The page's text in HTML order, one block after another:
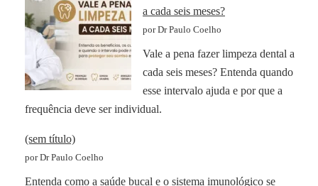
a cada seis meses?
por Dr Paulo Coelho
Vale a pena fazer limpeza dental a
cada seis meses? Entenda quando
esse intervalo ajuda e por que a
frequência deve ser individual.
(sem título)
por Dr Paulo Coelho
Entenda como a saúde bucal e o sistema imunológico se